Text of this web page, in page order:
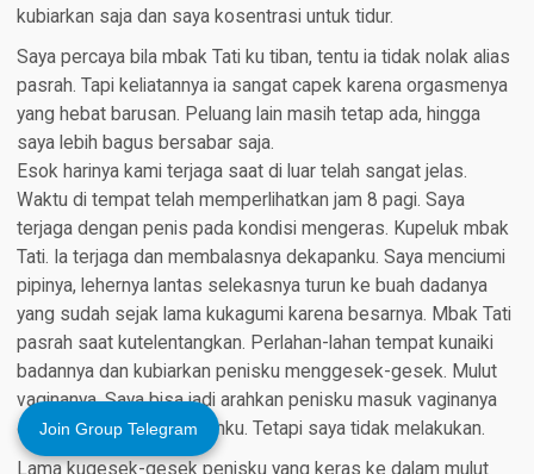
kubiarkan saja dan saya kosentrasi untuk tidur.
Saya percaya bila mbak Tati ku tiban, tentu ia tidak nolak alias
pasrah. Tapi keliatannya ia sangat capek karena orgasmenya
yang hebat barusan. Peluang lain masih tetap ada, hingga
saya lebih bagus bersabar saja.
Esok harinya kami terjaga saat di luar telah sangat jelas.
Waktu di tempat telah memperlihatkan jam 8 pagi. Saya
terjaga dengan penis pada kondisi mengeras. Kupeluk mbak
Tati. Ia terjaga dan membalasnya dekapanku. Saya menciumi
pipinya, lehernya lantas selekasnya turun ke buah dadanya
yang sudah sejak lama kukagumi karena besarnya. Mbak Tati
pasrah saat kutelentangkan. Perlahan-lahan tempat kunaiki
badannya dan kubiarkan penisku menggesek-gesek. Mulut
vaginanya. Saya bisa jadi arahkan penisku masuk vaginanya
dengan bimbingan tanganku. Tetapi saya tidak melakukan.
Lama kugesek-gesek penisku yang keras ke dalam mulut
Join Group Telegram